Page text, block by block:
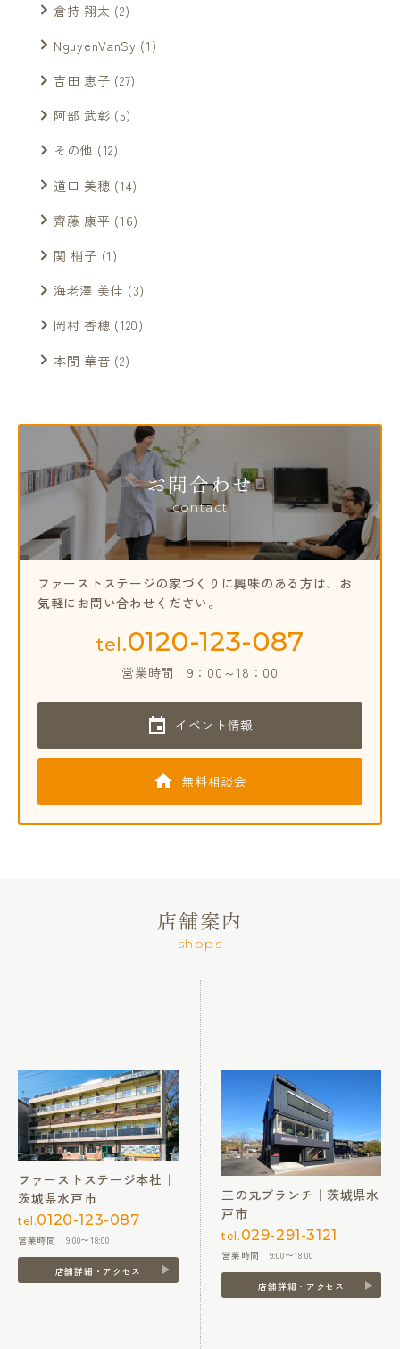
倉持 翔太 (2)
NguyenVanSy (1)
吉田 恵子 (27)
阿部 武彰 (5)
その他 (12)
道口 美穂 (14)
齊藤 康平 (16)
関 梢子 (1)
海老澤 美佳 (3)
岡村 香穂 (120)
本間 華音 (2)
お問合わせ
contact
ファーストステージの家づくりに興味のある方は、 お
気軽にお問い合わせください。
tel.0120-123-087
営業時間 9：00～18：00
イベント情報
無料相談会
店舗案内
shops
ファーストステージ本社｜
茨城県水戸市
tel.0120-123-087
営業時間 9:00〜18:00
店舗詳細・アクセス
三の丸ブランチ｜茨城県水
戸市
tel. 029-291-3121
営業時間 9:00〜18:00
店舗詳細・アクセス